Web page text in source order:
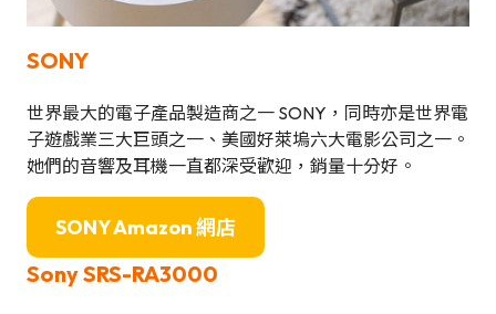
SONY
世界最大的電子產品製造商之一 SONY，同時亦是世界電
子遊戲業三大巨頭之一、美國好萊塢六大電影公司之一。
她們的音響及耳機一直都深受歡迎，銷量十分好。
SONY Amazon 網店
Sony SRS-RA3000